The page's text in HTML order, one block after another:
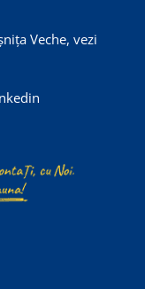
Veche, vezi